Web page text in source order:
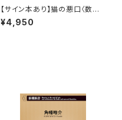
【サイン本あり】猫の悪口〈数量
限定・オリジナルトート付き〉
¥4,950